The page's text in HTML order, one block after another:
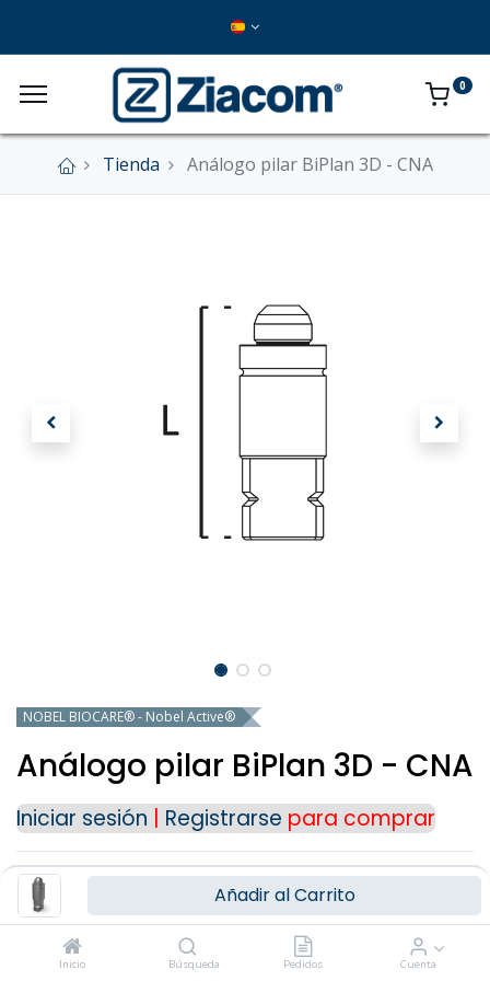
Añadir al Carrito
Inicio Búsqueda Pedidos Cuenta
0
Tienda Análogo pilar BiPlan 3D - CNA
NOBEL BIOCARE® - Nobel Active®
Análogo pilar BiPlan 3D - CNA
Iniciar sesión Registrarse para comprar
CONSULTAR MÁS